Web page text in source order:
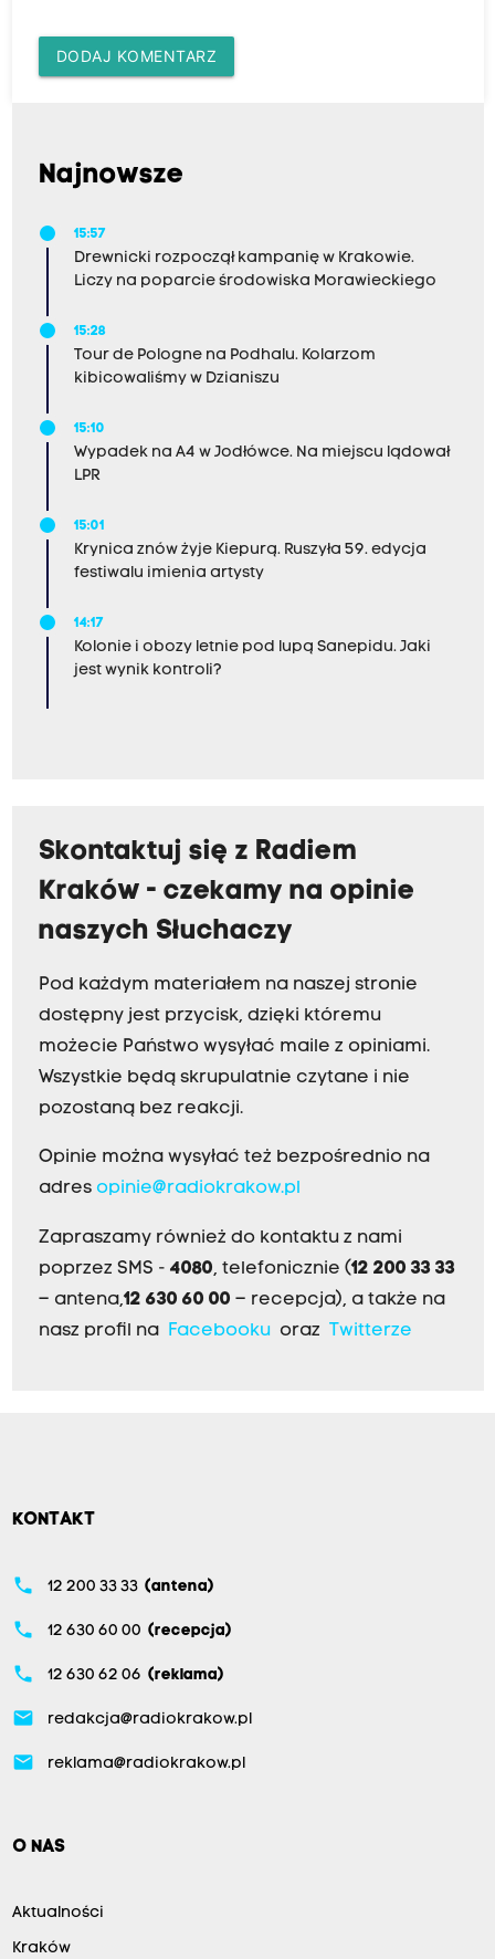
DODAJ KOMENTARZ
Najnowsze
15:57
Drewnicki rozpoczął kampanię w Krakowie.
Liczy na poparcie środowiska Morawieckiego
15:28
Tour de Pologne na Podhalu. Kolarzom
kibicowaliśmy w Dzianiszu
15:10
Wypadek na A4 w Jodłówce. Na miejscu lądował
LPR
15:01
Krynica znów żyje Kiepurą. Ruszyła 59. edycja
festiwalu imienia artysty
14:17
Kolonie i obozy letnie pod lupą Sanepidu. Jaki
jest wynik kontroli?
Skontaktuj się z Radiem
Kraków - czekamy na opinie
naszych Słuchaczy
Pod każdym materiałem na naszej stronie
dostępny jest przycisk, dzięki któremu
możecie Państwo wysyłać maile z opiniami.
Wszystkie będą skrupulatnie czytane i nie
pozostaną bez reakcji.
Opinie można wysyłać też bezpośrednio na
adres opinie@radiokrakow.pl
Zapraszamy również do kontaktu z nami
poprzez SMS - 4080, telefonicznie (12 200 33 33
– antena,12 630 60 00 – recepcja), a także na
nasz profil na
Facebookuoraz Twitterze
KONTAKT
phone 12 200 33 33 (antena)
phone 12 630 60 00 (recepcja)
phone 12 630 62 06 (reklama)
email redakcja@radiokrakow.pl
email reklama@radiokrakow.pl
O NAS
Aktualności
Kraków